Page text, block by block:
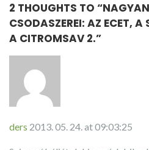
2 THOUGHTS TO “
CSODASZEREI: AZ ECET,
A CITROMSAV 2.”
ders 2013. 05. 24. at 09:03:25